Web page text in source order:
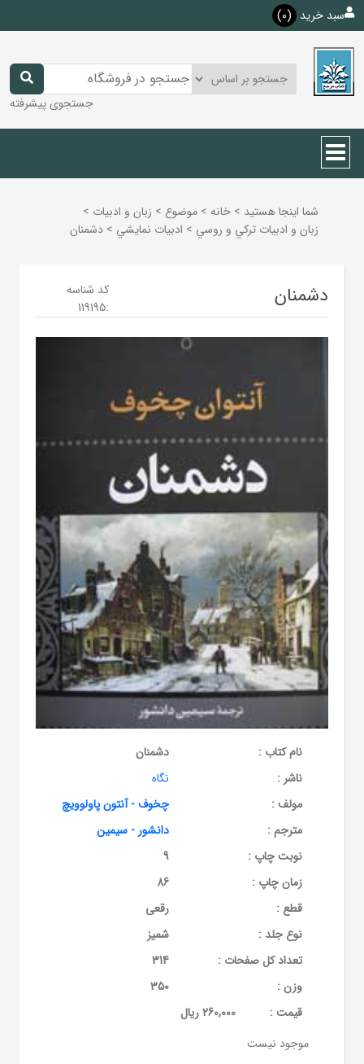
سبد خرید (0)
جستجوی پیشرفته
شما اینجا هستید > خانه > موضوع > زبان و ادبيات >
زبان و ادبيات تركي و روسي > ادبيات نمايشي > دشمنان
دشمنان
کد شناسه
:
119195
نام کتاب :
دشمنان
ناشر :
نگاه
مولف :
چخوف - آنتون پاولوویچ
مترجم :
دانشور - سیمین
نوبت چاپ :
9
زمان چاپ :
86
قطع :
رقعی
نوع جلد :
شمیز
تعداد کل صفحات :
314
وزن :
350
قيمت :
260,000 ریال
موجود نیست